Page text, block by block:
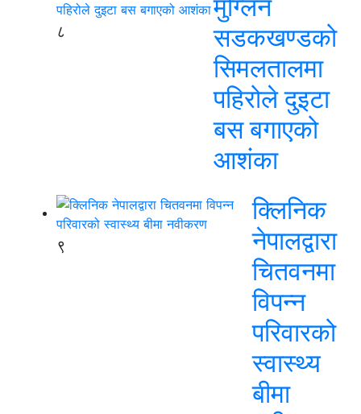
८
मुग्लिन
सडकखण्डको
सिमलतालमा
पहिरोले दुइटा
बस बगाएको
आशंका
९
क्लिनिक
नेपालद्वारा
चितवनमा
विपन्न
परिवारको
स्वास्थ्य
बीमा